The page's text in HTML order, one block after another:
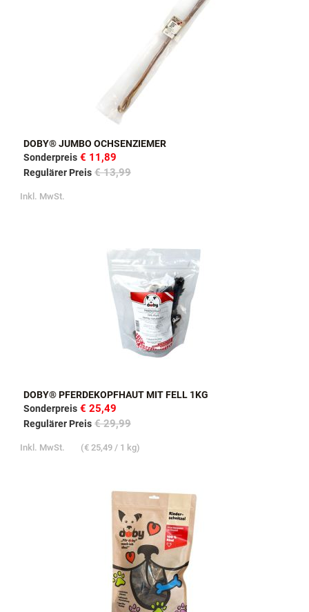
DOBY® JUMBO OCHSENZIEMER
Sonderpreis € 11,89
Regulärer Preis € 13,99
Inkl. MwSt.
DOBY® PFERDEKOPFHAUT MIT FELL 1KG
Sonderpreis € 25,49
Regulärer Preis € 29,99
Inkl. MwSt. (€ 25,49 / 1 kg)